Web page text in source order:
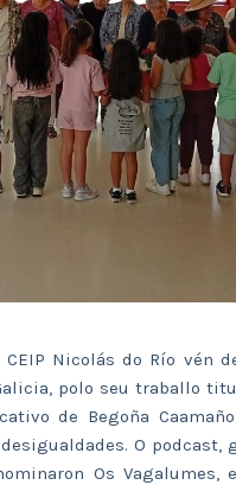
Nicolás do Río vén
polo seu traballo
de Begoña
O podcast,
Os